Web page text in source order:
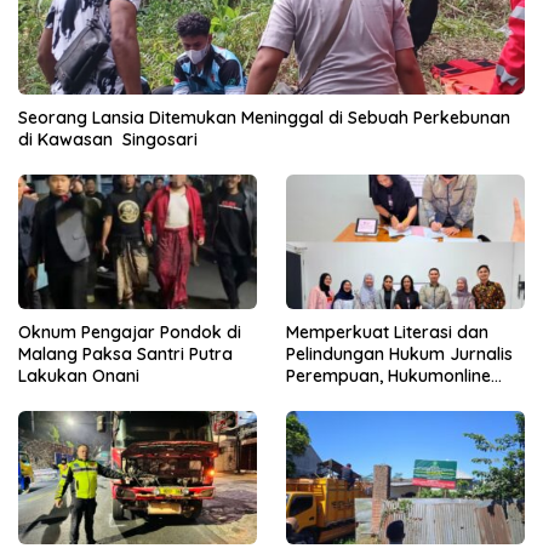
Seorang Lansia Ditemukan Meninggal di Sebuah Perkebunan
di Kawasan Singosari
Oknum Pengajar Pondok di
Malang Paksa Santri Putra
Lakukan Onani
Memperkuat Literasi dan
Pelindungan Hukum Jurnalis
Perempuan, Hukumonline
Gratis